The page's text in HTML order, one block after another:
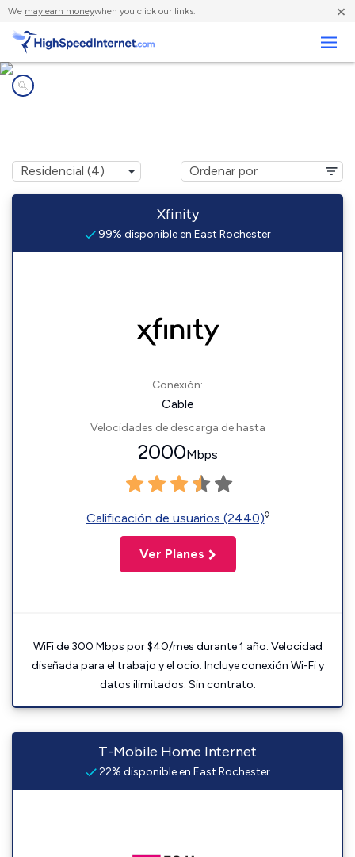
We may earn moneywhen you click our links. ×
Xfinity
99% disponible en East Rochester
Conexión:
Cable
Velocidades de descarga de hasta
2000Mbps
Calificación de usuarios (2440)◊
Ver Planes
WiFi de 300 Mbps por $40/mes durante 1 año. Velocidad
diseñada para el trabajo y el ocio. Incluye conexión Wi-Fi y
datos ilimitados. Sin contrato.
T-Mobile Home Internet
22% disponible en East Rochester